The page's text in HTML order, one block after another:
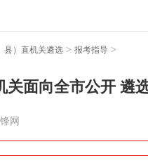
县）直机关遴选 > 报考指导 >
关面向全市公开 遴
网